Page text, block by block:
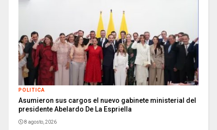
POLITICA
Asumieron sus cargos el nuevo gabinete ministerial del
presidente Abelardo De La Espriella
8 agosto, 2026